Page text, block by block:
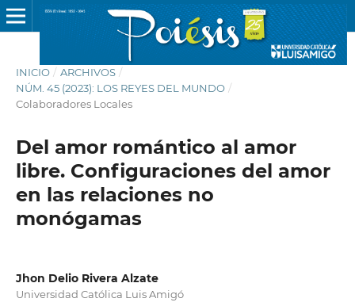
INICIO / ARCHIVOS /
NÚM. 45 (2023): LOS REYES DEL MUNDO /
Colaboradores Locales
Del amor romántico al amor
libre. Configuraciones del amor
en las relaciones no
monógamas
Jhon Delio Rivera Alzate
Universidad Católica Luis Amigó